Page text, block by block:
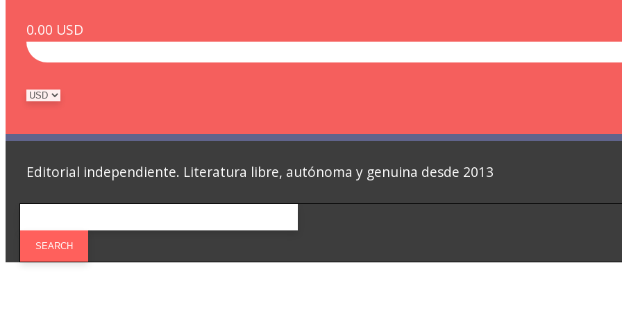
0.00 USD
Editorial independiente. Literatura libre, autónoma y genuina desde 2013